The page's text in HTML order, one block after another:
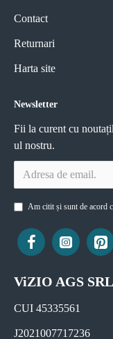
Contact
Returnari
Harta site
Newsletter
Fii la curent cu
ul nostru.
Am citit și sunt de acord
ViZIO AGS SRL
CUI 45335561
J2021007717236